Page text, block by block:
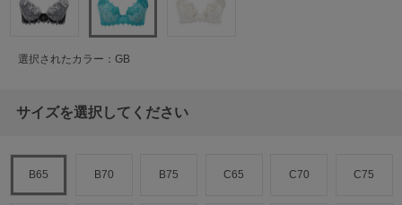
選択されたカラー：GB
サイズを選択してください
B65 B70 B75 C65 C70 C75